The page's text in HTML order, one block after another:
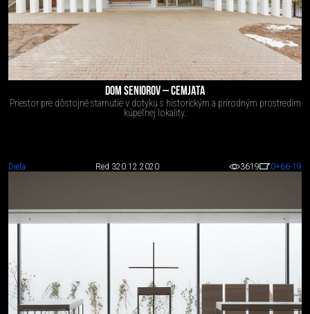
DOM SENIOROV – CEMJATA
Priestor pre dôstojné starnutie v dotyku s historickým a prírodným prostredím
kúpeľnej lokality.
Diela Red 320.12.2020 3619 0+66-19